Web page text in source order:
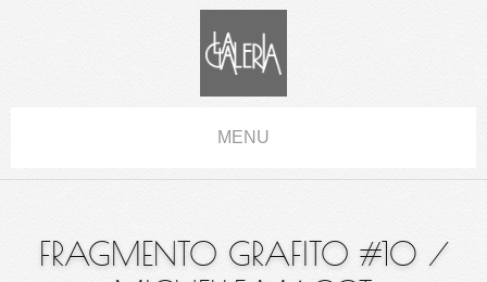
MENU
FRAGMENTO GRAFITO #10 /